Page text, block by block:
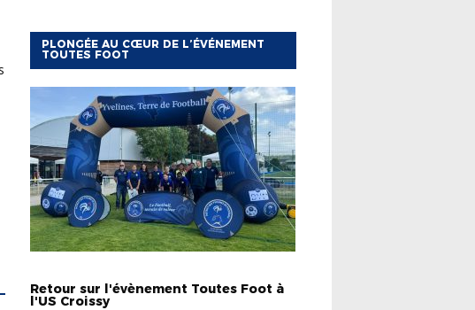
PLONGÉE AU CŒUR DE L’ÉVÉNEMENT
TOUTES FOOT
Retour sur l'évènement Toutes Foot à
l'US Croissy